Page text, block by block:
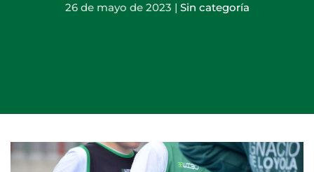
26 de mayo de 2023 | Sin categoría